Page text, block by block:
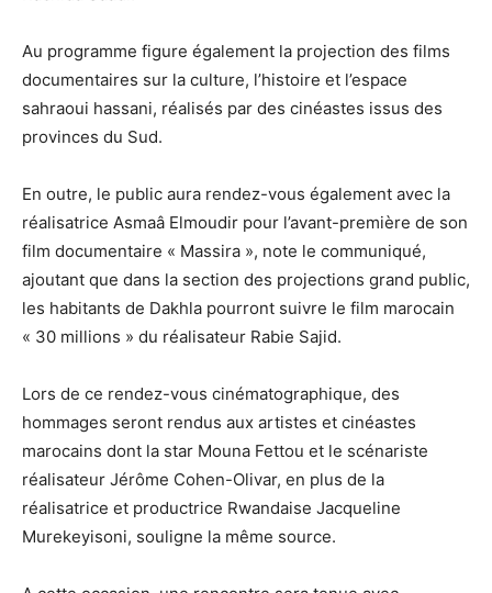
Au programme figure également la projection des films
documentaires sur la culture, l’histoire et l’espace
sahraoui hassani, réalisés par des cinéastes issus des
provinces du Sud.
En outre, le public aura rendez-vous également avec la
réalisatrice Asmaâ Elmoudir pour l’avant-première de son
film documentaire « Massira », note le communiqué,
ajoutant que dans la section des projections grand public,
les habitants de Dakhla pourront suivre le film marocain
« 30 millions » du réalisateur Rabie Sajid.
Lors de ce rendez-vous cinématographique, des
hommages seront rendus aux artistes et cinéastes
marocains dont la star Mouna Fettou et le scénariste
réalisateur Jérôme Cohen-Olivar, en plus de la
réalisatrice et productrice Rwandaise Jacqueline
Murekeyisoni, souligne la même source.